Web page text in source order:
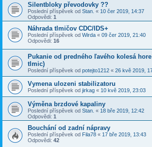
Silentbloky převodovky ??
Poslední příspěvek od Stan. « 10 čer 2019, 14:37
Odpovědi: 1
Náhrada tlmičov CDC/IDS+
Poslední příspěvek od Wirda « 09 čer 2019, 21:40
Odpovědi: 16
Pukanie od predného ľavého kolesá
tlmic)
Poslední příspěvek od potejto1212 « 26 kvě 2019,
Vymena ulozeni stabilizatoru
Poslední příspěvek od jirkag « 10 kvě 2019, 23:03
Výměna brzdové kapaliny
Poslední příspěvek od Stan. « 18 bře 2019, 12:42
Odpovědi: 1
Bouchání od zadní nápravy
Poslední příspěvek od Fila78 « 17 bře 2019, 13:43
Odpovědi: 42